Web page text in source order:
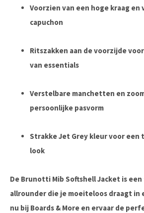
Voorzien van een hoge kraag
capuchon
Ritszakken aan de voorzijde
van essentials
Verstelbare manchetten en
persoonlijke pasvorm
Strakke Jet Grey kleur voor
look
De Brunotti Mib Softshell Jacket is
allrounder die je moeiteloos draagt in
nu bij Boards & More en ervaar de